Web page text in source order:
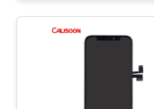
คุณภาพ